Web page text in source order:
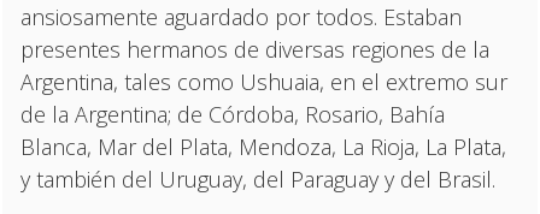
ansiosamente aguardado por todos. Estaban
presentes hermanos de diversas regiones de la
Argentina, tales como Ushuaia, en el extremo sur
de la Argentina; de Córdoba, Rosario, Bahía
Blanca, Mar del Plata, Mendoza, La Rioja, La Plata,
y también del Uruguay, del Paraguay y del Brasil.